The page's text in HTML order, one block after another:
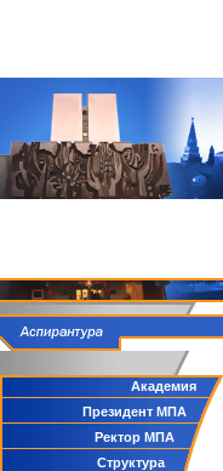
Академия
Президент МПА
Ректор МПА
Структура